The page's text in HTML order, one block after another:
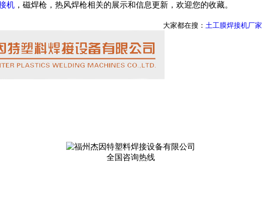
机 ，磁焊枪，热风焊枪相关的展示和信息更新，欢迎您的收藏。
大家都在搜： 土工膜焊接机厂家
全国咨询热线